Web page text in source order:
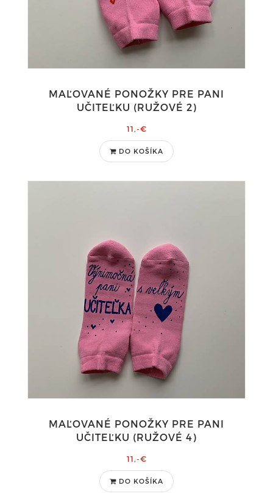
MAĽOVANÉ PONOŽKY PRE PANI
UČITEĽKU (RUŽOVÉ 2)
11,-€
DO KOŠÍKA
MAĽOVANÉ PONOŽKY PRE PANI
UČITEĽKU (RUŽOVÉ 4)
11,-€
DO KOŠÍKA